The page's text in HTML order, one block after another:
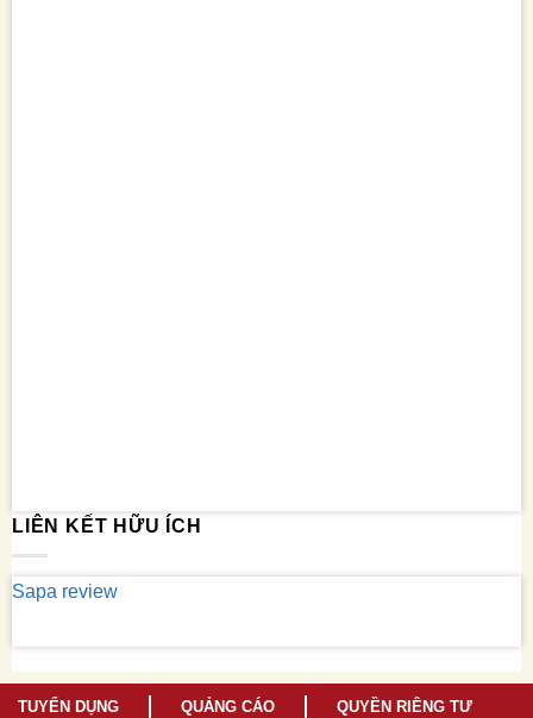
LIÊN KẾT HỮU ÍCH
Sapa review
TUYỂN DỤNG QUẢNG CÁO QUYỀN RIÊNG TƯ